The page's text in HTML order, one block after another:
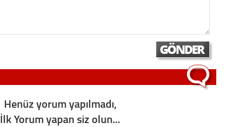
Henüz yorum yapılmadı,
İlk Yorum yapan siz olun...